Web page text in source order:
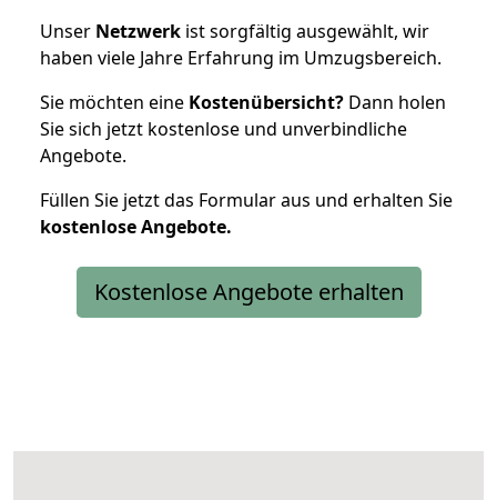
Unser Netzwerk ist sorgfältig ausgewählt, wir
haben viele Jahre Erfahrung im Umzugsbereich.
Sie möchten eine Kostenübersicht? Dann holen
Sie sich jetzt kostenlose und unverbindliche
Angebote.
Füllen Sie jetzt das Formular aus und erhalten Sie
kostenloseAngebote.
Kostenlose Angebote erhalten